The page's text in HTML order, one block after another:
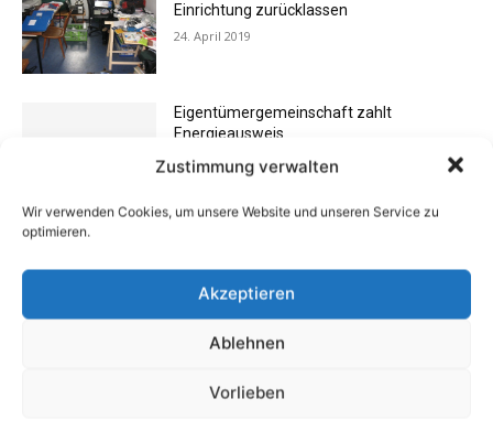
Zustimmung verwalten
Wir verwenden Cookies, um unsere Website und unseren Service zu
optimieren.
Akzeptieren
Ablehnen
Vorlieben
Einrichtung zurücklassen
24. April 2019
Eigentümergemeinschaft zahlt
Energieausweis
13. Juni 2016
13. Januar 2021